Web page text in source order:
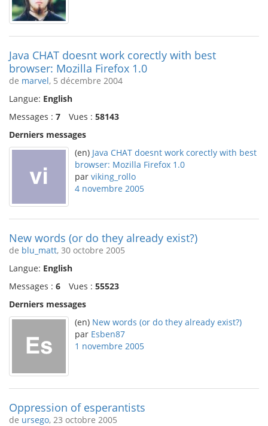
Java CHAT doesnt work corectly with best
browser: Mozilla Firefox 1.0
de marvel, 5 décembre 2004
Langue: English
Messages : 7 Vues : 58143
Derniers messages
(en) Java CHAT doesnt work corectly with best
browser: Mozilla Firefox 1.0
par viking_rollo
4 novembre 2005
New words (or do they already exist?)
de blu_matt, 30 octobre 2005
Langue: English
Messages : 6 Vues : 55523
Derniers messages
(en) New words (or do they already exist?)
par Esben87
1 novembre 2005
Oppression of esperantists
de ursego, 23 octobre 2005